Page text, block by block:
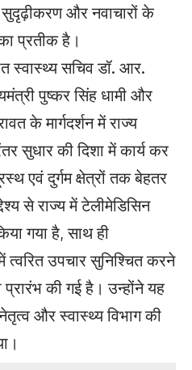
और नवाचारों के
प्रतीक है।
स्वास्थ्य सचिव डॉ. आर.
पुष्कर सिंह धामी और
के मार्गदर्शन में राज्य
सुधार की दिशा में कार्य कर
एवं दुर्गम क्षेत्रों तक बेहतर
से राज्य में टेलीमेडिसिन
गया है, साथ ही
त्वरित उपचार सुनिश्चित करने
की गई है। उन्होंने यह
और स्वास्थ्य विभाग की